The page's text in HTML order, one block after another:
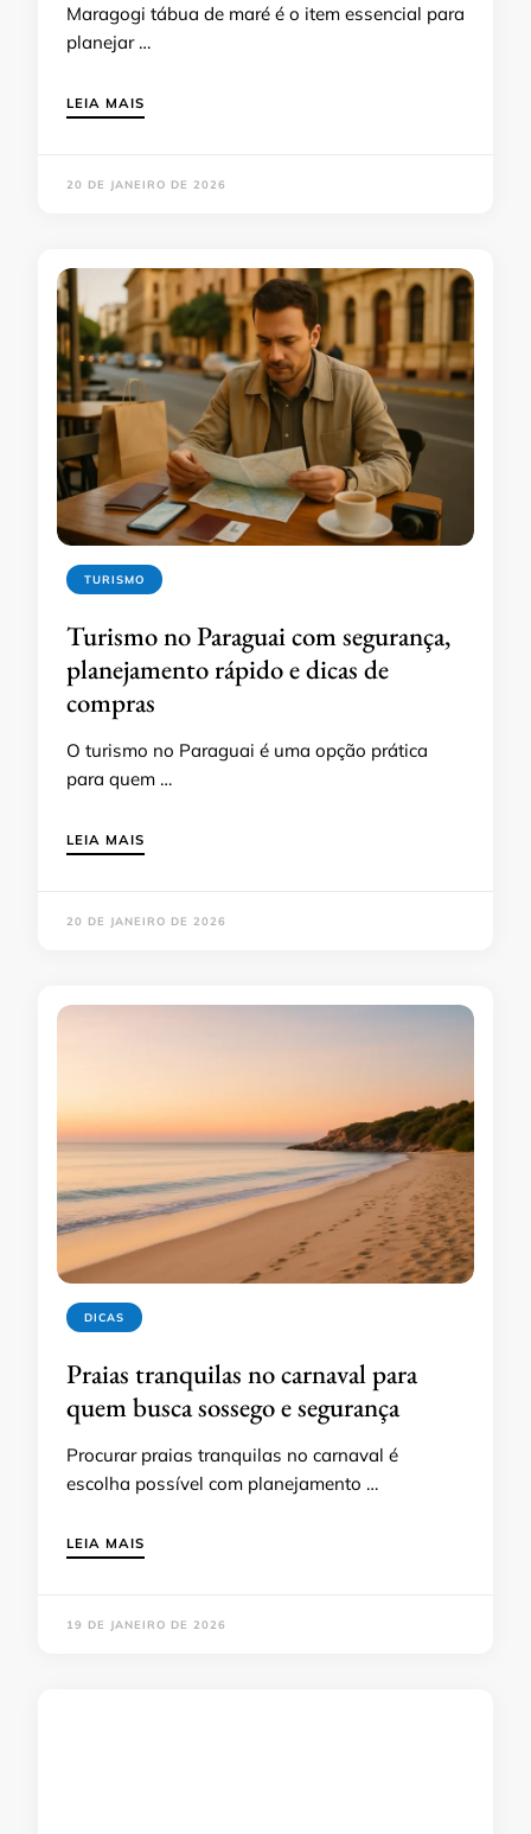
Maragogi tábua de maré é o item essencial para
planejar …
LEIA MAIS
20 DE JANEIRO DE 2026
TURISMO
Turismo no Paraguai com segurança,
planejamento rápido e dicas de
compras
O turismo no Paraguai é uma opção prática
para quem …
LEIA MAIS
20 DE JANEIRO DE 2026
DICAS
Praias tranquilas no carnaval para
quem busca sossego e segurança
Procurar praias tranquilas no carnaval é
escolha possível com planejamento …
LEIA MAIS
19 DE JANEIRO DE 2026